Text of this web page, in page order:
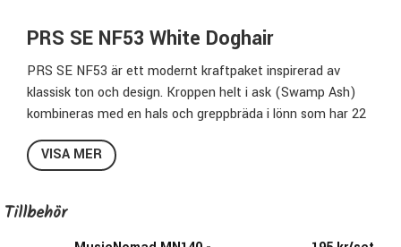
PRS SE NF53 White Doghair
PRS SE NF53 är ett modernt kraftpaket inspirerad av
klassisk ton och design. Kroppen helt i ask (Swamp Ash)
kombineras med en hals och greppbräda i lönn som har 22
band, skalan är 25,5". Mikrofonerna PRS Narrowfield DD
“S” har kraft men samtidigt det artikulerade låga registret
vanligt i traditionella single coils. Bobbinerna på dessa är
mikrofonerna är något högre än normalt vilket möjliggör att
man kan ha mer massa mellan magneterna samt att
VISA MER
Tillbehör